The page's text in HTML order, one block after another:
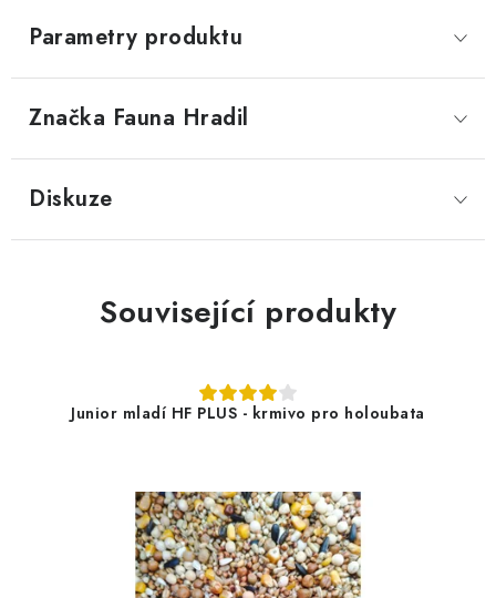
Parametry produktu
Značka Fauna Hradil
Diskuze
Související produkty
Junior mladí HF PLUS - krmivo pro holoubata